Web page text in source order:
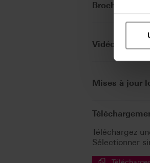
Brochure
Vidéo produits
Mises à jour
Téléchargez
Sélectionner